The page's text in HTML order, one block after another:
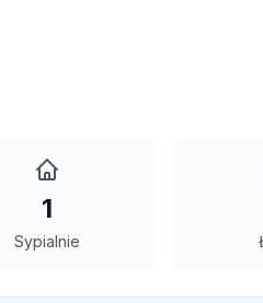
1
Sypialnie